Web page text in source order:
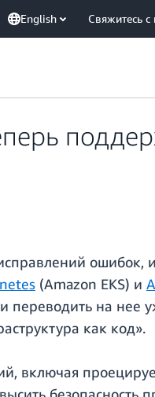
English Свяжитесь с
ошибок,
(Amazon EKS) и
переводить на
как код».
включая